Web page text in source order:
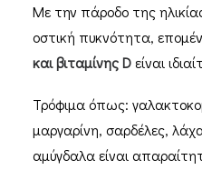
Με την πάροδο της
οστική πυκνότητα,
καιβιταμίνης Dείναι
Τρόφιμα όπως:
μαργαρίνη, σαρδέλες,
αμύγδαλα είναι